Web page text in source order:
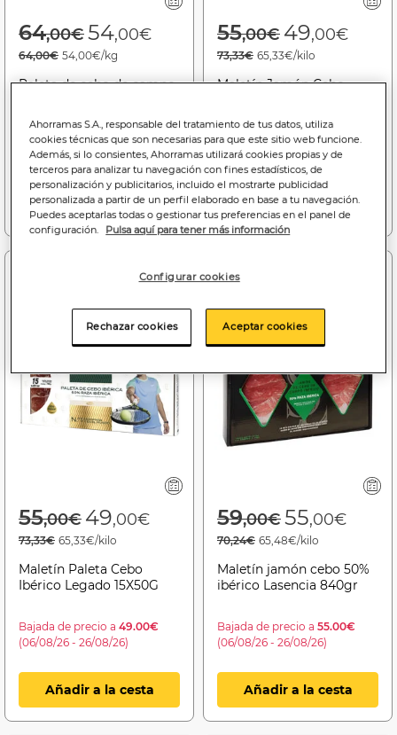
Price reduced from
64,00€to
54,00€
64,00€ 54,00€/kg
Paleta de cebo de campo
Bajada de precio a54.00€
(06/08/26 - 26/08/26)
Añadir a la cesta
Price reduced
55,00€to
49,00€
73,33€ 65,33€/kilo
Maletín Jamón Cebo
Bajada de precio a 49.00€
(06/08/26 - 26/08/26)
Añadir a la cesta
Price reduced from
55,00€to
49,00€
73,33€ 65,33€/kilo
Maletín Paleta Cebo
Ibérico Legado 15X50G
Bajada de precio a 49.00€
(06/08/26 - 26/08/26)
Añadir a la cesta
-7%
Price reduced
59,00€to
55,00€
70,24€ 65,48€/kilo
Maletín jamón cebo 50%
ibérico Lasencia 840gr
Bajada de precio a 55.00€
(06/08/26 - 26/08/26)
Añadir a la cesta
Ahorramas S.A., responsable del tratamiento de tus datos, utiliza
cookies técnicas que son necesarias para que este sitio web funcione.
Además, si lo consientes, Ahorramas utilizará cookies propias y de
terceros para analizar tu navegación con fines estadísticos, de
personalización y publicitarios, incluido el mostrarte publicidad
personalizada a partir de un perfil elaborado en base a tu navegación.
Puedes aceptarlas todas o gestionar tus preferencias en el panel de
configuración.
Pulsa aquí para tener más información
Configurar cookies
Rechazar cookies Aceptar cookies